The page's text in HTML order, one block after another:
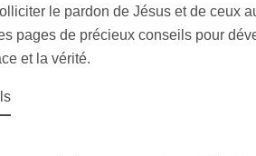
le pardon de Jésus et de ceux
pages de précieux conseils pour
et la vérité.